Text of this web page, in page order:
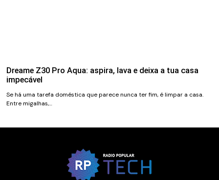
Dreame Z30 Pro Aqua: aspira, lava e deixa a tua casa
impecável
Se há uma tarefa doméstica que parece nunca ter fim, é limpar a casa.
Entre migalhas,…